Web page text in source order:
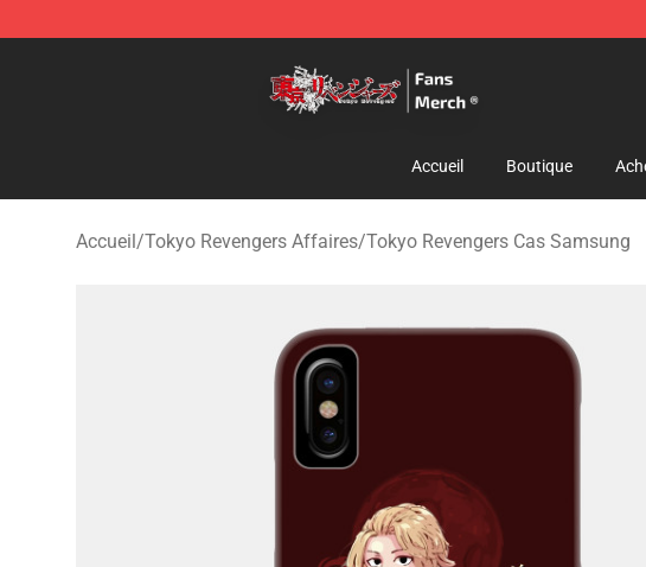
Accueil Boutique
Accueil/Tokyo Revengers Affaires/Tokyo Revengers Cas Samsung